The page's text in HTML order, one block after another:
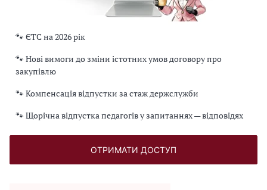
🐾 ЄТС на 2026 рік
🐾 Нові вимоги до зміни істотних умов договору про
закупівлю
🐾 Компенсація відпустки за стаж держслужби
🐾 Щорічна відпустка педагогів у запитаннях — відповідях
ОТРИМАТИ ДОСТУП